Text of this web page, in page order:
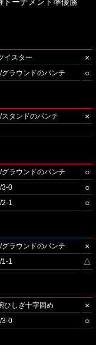
トーナメント準優勝
イスター ×
グラウンドのパンチ ○
スタンドのパンチ ×
グラウンドのパンチ ○
3-0 ○
2-1 ○
グラウンドのパンチ ×
1-1 △
ひしぎ十字固め ×
3-0 ○